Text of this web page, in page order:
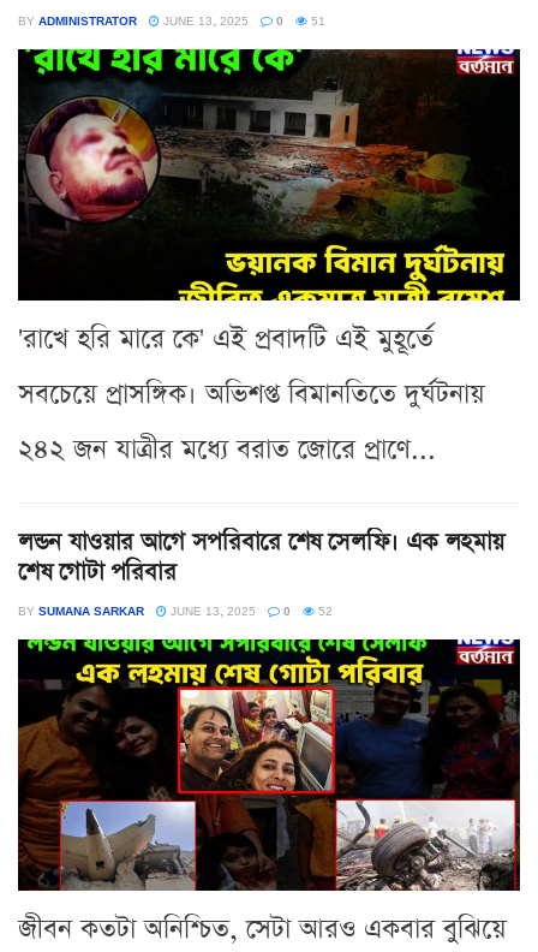
BY ADMINISTRATOR JUNE 13, 2025 0 51
'রাখে হরি মারে কে' এই প্রবাদটি এই মুহূর্তে
সবচেয়ে প্রাসঙ্গিক। অভিশপ্ত বিমানতিতে দুর্ঘটনায়
২৪২ জন যাত্রীর মধ্যে বরাত জোরে প্রাণে...
লন্ডন যাওয়ার আগে সপরিবারে শেষ সেলফি। এক লহমায়
শেষ গোটা পরিবার
BY SUMANA SARKAR JUNE 13, 2025 0 52
জীবন কতটা অনিশ্চিত, সেটা আরও একবার বুঝিয়ে